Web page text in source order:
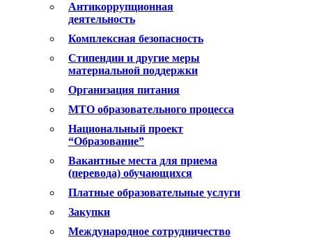
Антикоррупционная
деятельность
Комплексная безопасность
Стипендии и другие меры
материальной поддержки
Организация питания
МТО образовательного процесса
Национальный проект
“Образование”
Вакантные места для приема
(перевода) обучающихся
Платные образовательные услуги
Закупки
Международное сотрудничество